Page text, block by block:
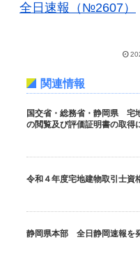
全日速報（№2607）
関連情報
国交省・総務省・静岡県 宅
の閲覧及び評価証明書の取得
令和４年度宅地建物取引士資
静岡県本部 全日静岡速報を